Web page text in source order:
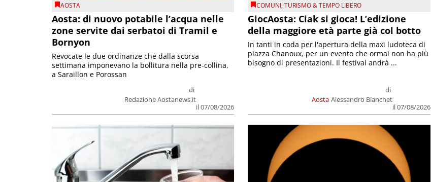
AOSTA
Aosta: di nuovo potabile l’acqua nelle
zone servite dai serbatoi di Tramil e
Bornyon
di
Redazione Aostanews.it
il 07/08/2026
Revocate le due ordinanze che dalla scorsa
settimana imponevano la bollitura nella pre-collina,
a Saraillon e Porossan
COMUNI,TURISMO & TEMPO LIBERO
GiocAosta: Ciak si gioca! L’edizione
della maggiore età parte già col botto
Aosta
di
Alessandro Bianchet
il 07/08/2026
In tanti in coda per l'apertura della maxi ludoteca di
piazza Chanoux, per un evento che ormai non ha più
bisogno di presentazioni. Il festival andrà ...